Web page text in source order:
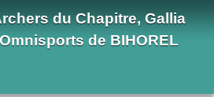
du Chapitre, Gallia
de BIHOREL